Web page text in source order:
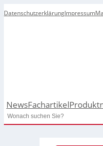
DatenschutzerklärungImpressum
NewsFachartikel
Search